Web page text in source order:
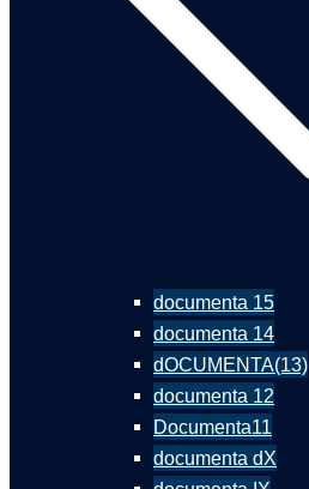
documenta 15
documenta 14
dOCUMENTA(13)
documenta 12
Documenta11
documenta dX